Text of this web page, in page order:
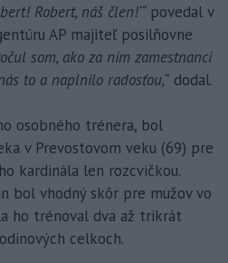
Robert, náš člen!‘“ povedal v
AP majiteľ posilňovne
som, ako za ním zamestnanci
to a naplnilo radosťou,“ dodal.
osobného trénera, bol
v Prevostovom veku (69) pre
kardinála len rozcvičkou.
bol vhodný skôr pre mužov vo
ho trénoval dva až trikrát
celkoch.